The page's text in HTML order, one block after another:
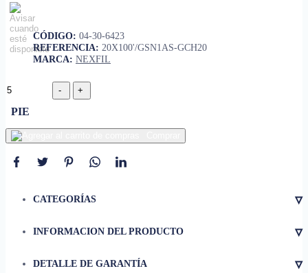
CÓDIGO: 04-30-6423
REFERENCIA: 20X100'/GSN1AS-GCH20
MARCA: NEXFIL
PIE
CATEGORÍAS ▿
INFORMACION DEL PRODUCTO ▿
DETALLE DE GARANTÍA ▿